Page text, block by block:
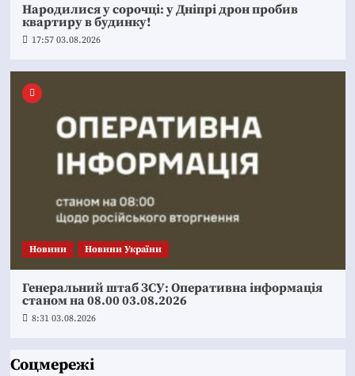
Народилися у сорочці: у Дніпрі дрон пробив
квартиру в будинку!
17:57 03.08.2026
Новини Новини України
Генеральний штаб ЗСУ: Оперативна інформація
станом на 08.00 03.08.2026
8:31 03.08.2026
Соцмережі